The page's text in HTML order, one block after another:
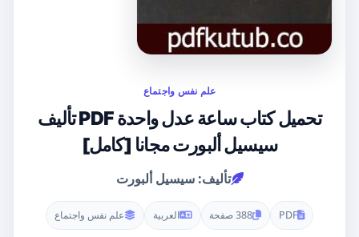
علم نفس واجتماع
تحميل كتاب ساعة عدل واحدة PDF تأليف
سيسيل ألبورت مجانا [كامل]
تأليف: سيسيل ألبورت
PDF 388 صفحة العربية علم نفس واجتماع